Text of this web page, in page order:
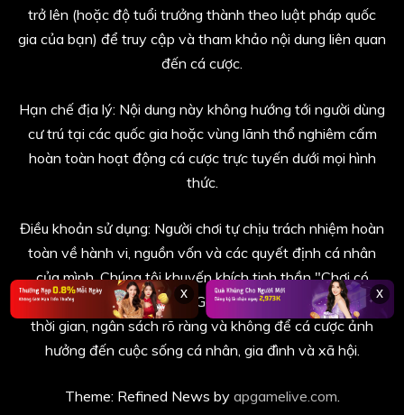
trở lên (hoặc độ tuổi trưởng thành theo luật pháp quốc
gia của bạn) để truy cập và tham khảo nội dung liên quan
đến cá cược.
Hạn chế địa lý: Nội dung này không hướng tới người dùng
cư trú tại các quốc gia hoặc vùng lãnh thổ nghiêm cấm
hoàn toàn hoạt động cá cược trực tuyến dưới mọi hình
thức.
Điều khoản sử dụng: Người chơi tự chịu trách nhiệm hoàn
toàn về hành vi, nguồn vốn và các quyết định cá nhân
của mình. Chúng tôi khuyến khích tinh thần "Chơi có
trách nhiệm" (Responsible Gambling) - thiết lập giới hạn
thời gian, ngân sách rõ ràng và không để cá cược ảnh
hưởng đến cuộc sống cá nhân, gia đình và xã hội.
Theme: Refined News by apgamelive.com
x x